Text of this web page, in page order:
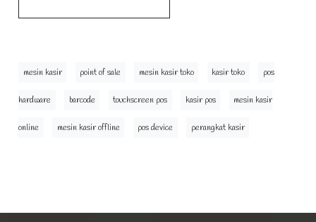
mesin kasir point of sale mesin kasir toko kasir toko pos
hardware barcode touchscreen pos kasir pos mesin kasir
online mesin kasir offline pos device perangkat kasir